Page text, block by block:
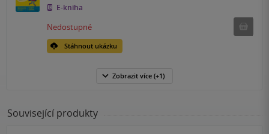
E-kniha
Stáhnout ukázku
Nedostupné
Zobrazit více (+1)
Související produkty